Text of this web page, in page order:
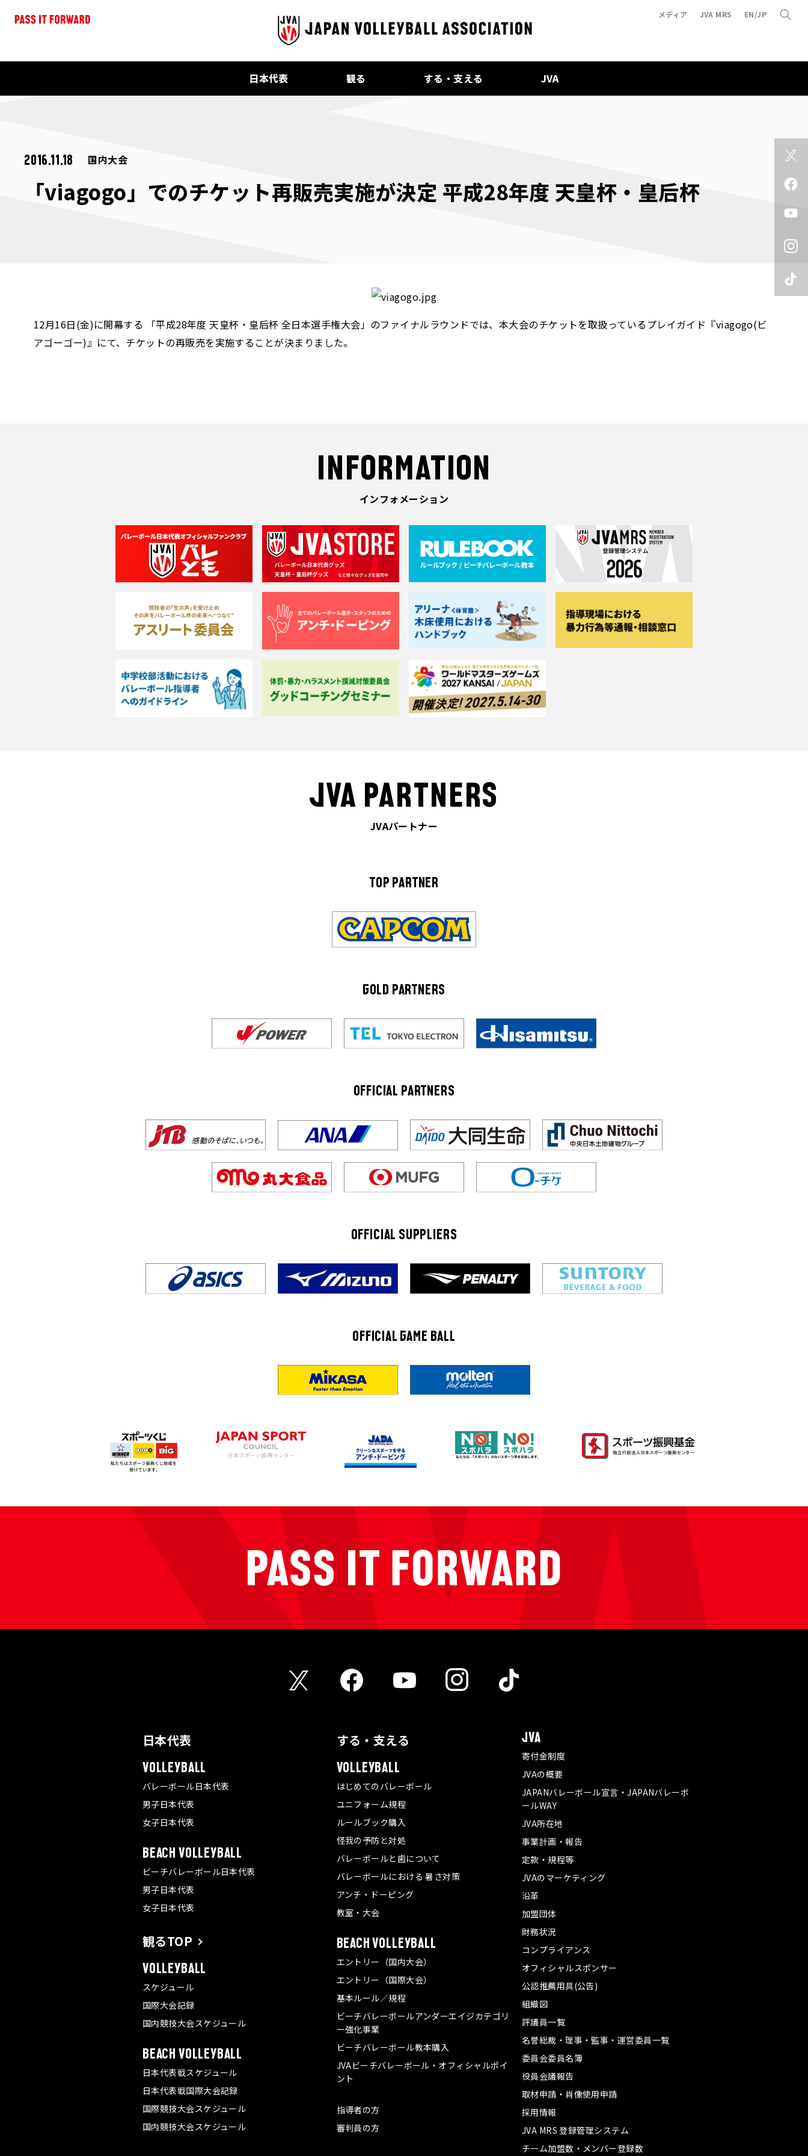
メディア JVA MRS EN/JP
日本代表 観る する・支える JVA
2016.11.18 国内大会
「viagogo」でのチケット再販売実施が決定 平成28年度 天皇杯・皇后杯
12月16日(金)に開幕する 「平成28年度 天皇杯・皇后杯 全日本選手権大会」のファイナルラウンドでは、本大会のチケットを取扱っているプレイガイド『viagogo(ビ
アゴーゴー)』にて、チケットの再販売を実施することが決まりました。
INFORMATION
インフォメーション
JVA PARTNERS
JVAパートナー
TOP PARTNER
GOLD PARTNERS
OFFICIAL PARTNERS
OFFICIAL SUPPLIERS
OFFICIAL GAME BALL
日本代表
VOLLEYBALL
バレーボール日本代表
男子日本代表
女子日本代表
BEACH VOLLEYBALL
ビーチバレーボール日本代表
男子日本代表
女子日本代表
観るTOP
VOLLEYBALL
スケジュール
国際大会記録
国内競技大会スケジュール
BEACH VOLLEYBALL
日本代表戦スケジュール
日本代表戦国際大会記録
国際競技大会スケジュール
国内競技大会スケジュール
する・支える
VOLLEYBALL
はじめてのバレーボール
ユニフォーム規程
ルールブック購入
怪我の予防と対処
バレーボールと歯について
バレーボールにおける 暑さ対策
アンチ・ドーピング
教室・大会
BEACH VOLLEYBALL
エントリー（国内大会）
エントリー（国際大会）
基本ルール／規程
ビーチバレーボールアンダーエイジカテゴリ
ー強化事業
ビーチバレーボール教本購入
JVAビーチバレーボール・オフィシャルポイ
ント
指導者の方
審判員の方
JVA
寄付金制度
JVAの概要
JAPANバレーボール宣言・JAPANバレーボ
ールWAY
JVA所在地
事業計画・報告
定款・規程等
JVAのマーケティング
沿革
加盟団体
財務状況
コンプライアンス
オフィシャルスポンサー
公認推薦用具(公告)
組織図
評議員一覧
名誉総裁・理事・監事・運営委員一覧
委員会委員名簿
役員会議報告
取材申請・肖像使用申請
採用情報
JVA MRS 登録管理システム
チーム加盟数・メンバー登録数